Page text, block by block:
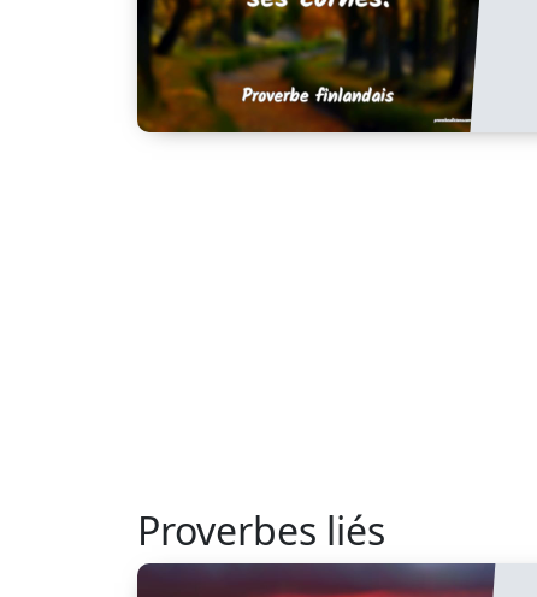
Proverbes liés